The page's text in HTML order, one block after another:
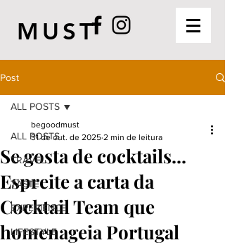
MUST
Post
ALL POSTS
TRAVEL
TASTE
EXPERIENCE
LIFESTYLE
ALL POSTS
Se gosta de cocktails...
Espreite a carta da
Cocktail Team que
homenageia Portugal
begoodmust
31 de out. de 2025 2 min de leitura